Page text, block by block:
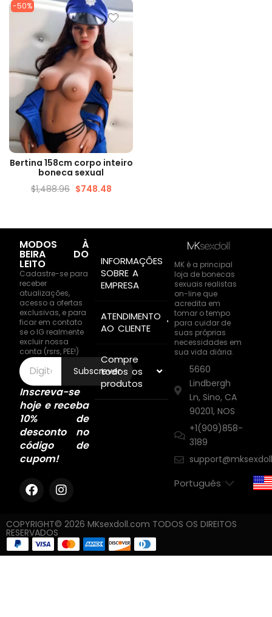
-50%
VISUALIZAÇÃO RÁPIDA
Bertina 158cm corpo inteiro
boneca sexual
$1,488.96 $748.48
MODOS À
BEIRA DO
LEITO
Cadastre-se para
receber
atualizações,
acesso a ofertas
exclusivas, e para
ficar em contato
se o IG realmente
excluir nossa
conta (rsrs, PEE!)
Subscrever
Inscreva-se
hoje e receba
10% de
desconto no
código de
cupom!
INFORMAÇÕES
SOBRE A
EMPRESA
ATENDIMENTO
AO CLIENTE
Compre
todos os
produtos
MK é a principal
loja de bonecas
sexuais realistas
on-line que
acredita em
tomar o tempo
para cuidar de
suas próprias
necessidades em
sua vida diária.
5660
Lindbergh
Ln, Sino, CA
90201, NOS
+1(909)858-
3189
COPYRIGHT© 2026 MKsexdoll.com TODOS OS DIREITOS
RESERVADOS